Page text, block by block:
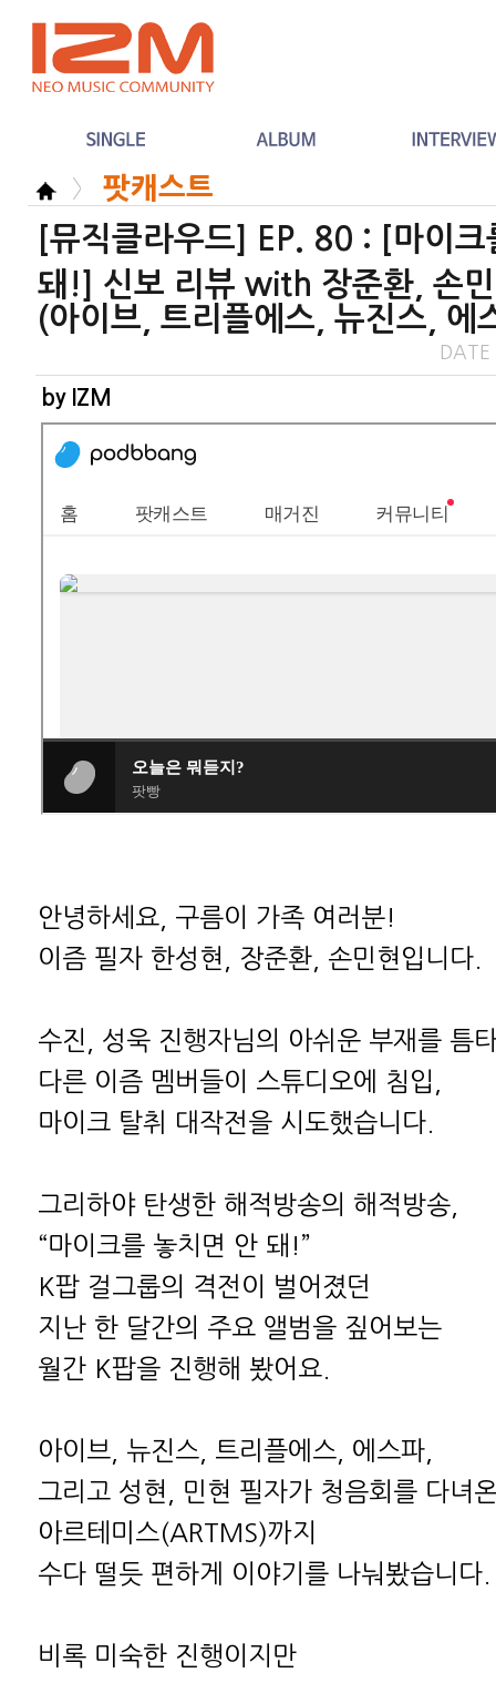
팟캐스트
[뮤직클라우드] EP. 80 : [마이크
돼!] 신보 리뷰 with 장준환, 손
(아이브, 트리플에스, 뉴진스, 에
by IZM
안녕하세요, 구름이 가족 여러분!
이즘 필자 한성현, 장준환, 손민현입니다.
수진, 성욱 진행자님의 아쉬운 부재를 틈
다른 이즘 멤버들이 스튜디오에 침입,
마이크 탈취 대작전을 시도했습니다.
그리하야 탄생한 해적방송의 해적방송,
“마이크를 놓치면 안 돼!”
K팝 걸그룹의 격전이 벌어졌던
지난 한 달간의 주요 앨범을 짚어보는
월간 K팝을 진행해 봤어요.
아이브, 뉴진스, 트리플에스, 에스파,
그리고 성현, 민현 필자가 청음회를 다녀
아르테미스(ARTMS)까지
수다 떨듯 편하게 이야기를 나눠봤습니다.
비록 미숙한 진행이지만